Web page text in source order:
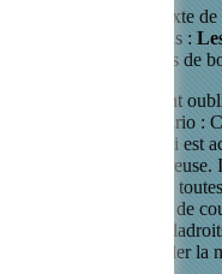
Utilisant le prétexte
subir à 2 brigands :
épreuves : boules de
Pour ceux qui ont
détaillée le scénario :
jeune garçon, qui est
sa famille
soeurs pour faire
Ce bonheur sera de
cambrioleurs
l’intention de voler la